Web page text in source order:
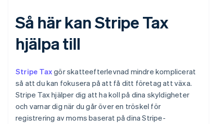
Så här kan Stripe Tax
hjälpa till
Stripe Taxgör skatteefterlevnad mindre komplicerat
så att du kan fokusera på att få ditt företag att växa.
Stripe Tax hjälper dig att ha koll på dina skyldigheter
och varnar dig när du går över en tröskel för
registrering av moms baserat på dina Stripe-